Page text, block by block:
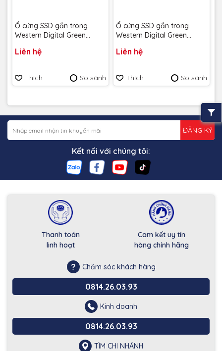
Ổ cứng SSD gắn trong
Western Digital Green
1TB upto 3200MB/s
Bảo hành 3 năm
Liên hệ
Thích So sánh
Ổ cứng SSD gắn trong
Western Digital Green
500GB upto 2400MB/s
Bảo hành 3 năm
Liên hệ
Thích So sánh
ĐĂNG KÝ
Kết nối với chúng tôi:
Thanh toán
linh hoạt
Cam kết uy tín
hàng chính hãng
Chăm sóc khách hàng
0814.26.03.93
Kinh doanh
0814.26.03.93
TÌM CHI NHÁNH